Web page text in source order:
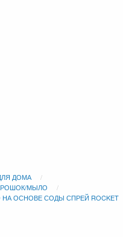
ДОМА
МЫЛО
ОСНОВЕ СОДЫ СПРЕЙ ROCKET